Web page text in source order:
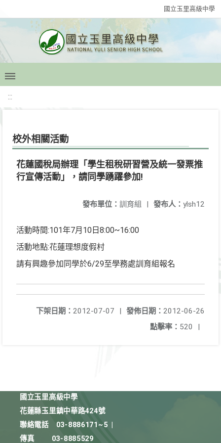
國立玉里高級中學
:::
校外相關活動
花蓮國稅局辦理「學生租稅研習營及統一發票推
行宣傳活動」，請同學踴躍參加!
發布人： ylsh12
發布單位： 訓育組 |
活動時間:101年7月10日8:00~16:00
活動地點:花蓮理想度假村
請有興趣參加同學於6/29至學務處訓育組報名
發佈日期： 2012-06-26
下架日期： 2012-07-07
|
點擊率： 520 |
國立玉里高級中學
花蓮縣玉里鎮中華路424號
聯絡電話
03-8886171~5
傳真
03-8885529